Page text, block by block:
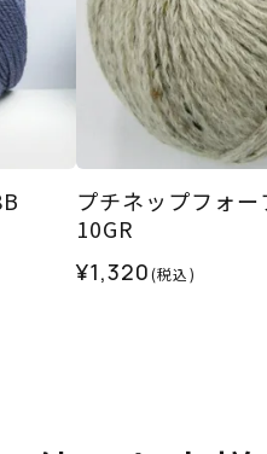
プチネップフォ
10GR
¥1,320(税込)